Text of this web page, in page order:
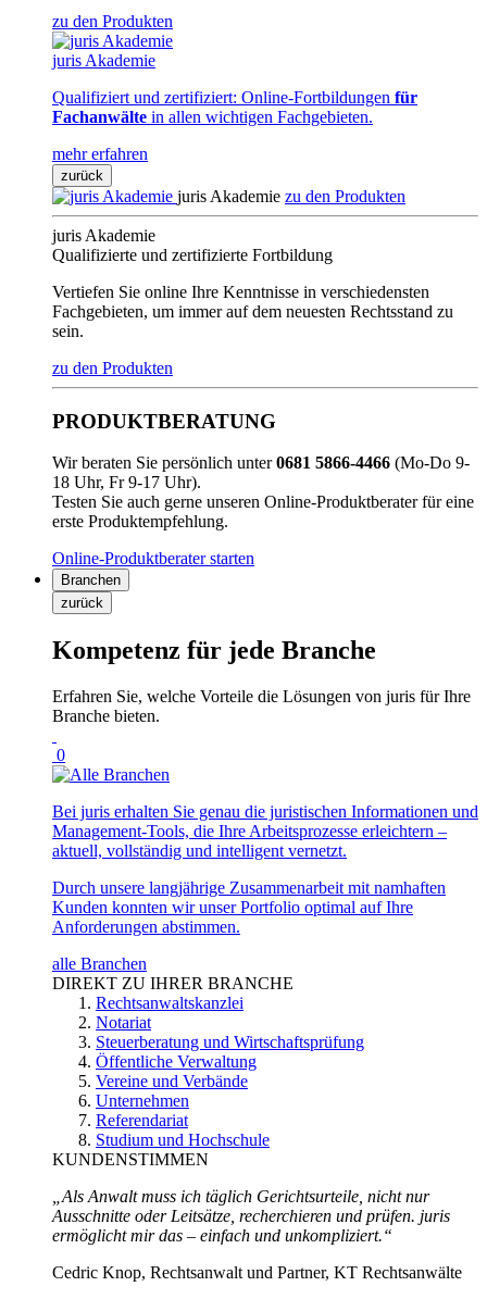
zu den Produkten
juris Akademie
Qualifiziert und zertifiziert: Online-Fortbildungen für
Fachanwälte in allen wichtigen Fachgebieten.
mehr erfahren
zurück
juris Akademie zu den Produkten
juris Akademie
Qualifizierte und zertifizierte Fortbildung
Vertiefen Sie online Ihre Kenntnisse in verschiedensten
Fachgebieten, um immer auf dem neuesten Rechtsstand zu
sein.
zu den Produkten
PRODUKTBERATUNG
Wir beraten Sie persönlich unter0681 5866-4466 (Mo-Do 9-
18 Uhr, Fr 9-17 Uhr).
Testen Sie auch gerne unseren Online-Produktberater für eine
erste Produktempfehlung.
Online-Produktberater starten
Branchen
zurück
Kompetenz für jede Branche
Erfahren Sie, welche Vorteile die Lösungen von juris für Ihre
Branche bieten.
0
Bei juris erhalten Sie genau die juristischen Informationen und
Management-Tools, die Ihre Arbeitsprozesse erleichtern –
aktuell, vollständig und intelligent vernetzt.
Durch unsere langjährige Zusammenarbeit mit namhaften
Kunden konnten wir unser Portfolio optimal auf Ihre
Anforderungen abstimmen.
alle Branchen
DIREKT ZU IHRER BRANCHE
Rechtsanwaltskanzlei
Notariat
Steuerberatung und Wirtschaftsprüfung
Öffentliche Verwaltung
Vereine und Verbände
Unternehmen
Referendariat
Studium und Hochschule
KUNDENSTIMMEN
„Als Anwalt muss ich täglich Gerichtsurteile, nicht nur
Ausschnitte oder Leitsätze, recherchieren und prüfen. juris
ermöglicht mir das – einfach und unkompliziert.“
Cedric Knop, Rechtsanwalt und Partner, KT Rechtsanwälte